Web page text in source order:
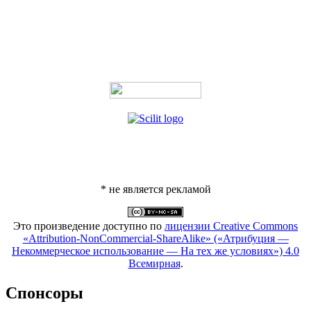
* не является рекламой
Это произведение доступно по лицензии Creative Commons
«Attribution-NonCommercial-ShareAlike» («Атрибуция —
Некоммерческое использование — На тех же условиях») 4.0
Всемирная.
Спонсоры